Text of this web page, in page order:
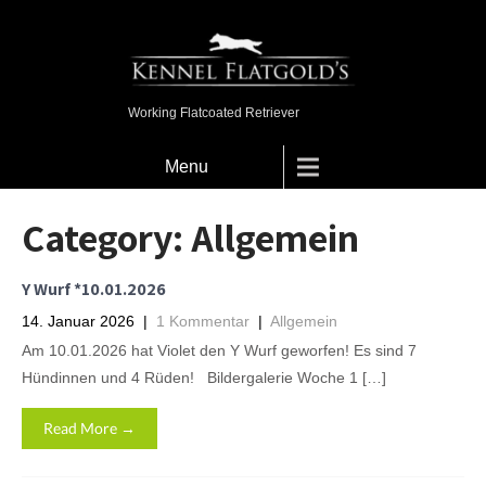
Working Flatcoated Retriever
Menu
Category: Allgemein
Y Wurf *10.01.2026
14. Januar 2026 | 1 Kommentar | Allgemein
Am 10.01.2026 hat Violet den Y Wurf geworfen! Es sind 7
Hündinnen und 4 Rüden! Bildergalerie Woche 1 […]
Read More →